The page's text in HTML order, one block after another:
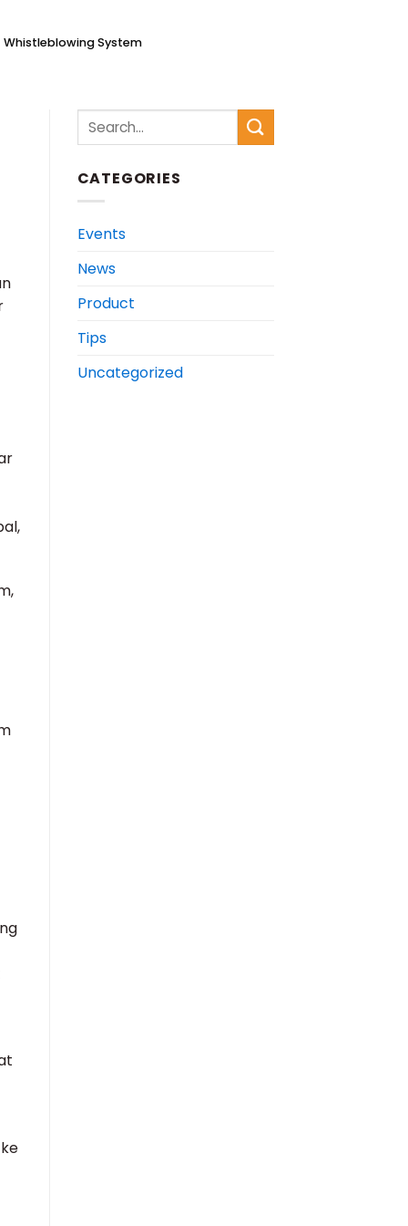
Whistleblowing System
CATEGORIES
Events
News
Product
Tips
Uncategorized